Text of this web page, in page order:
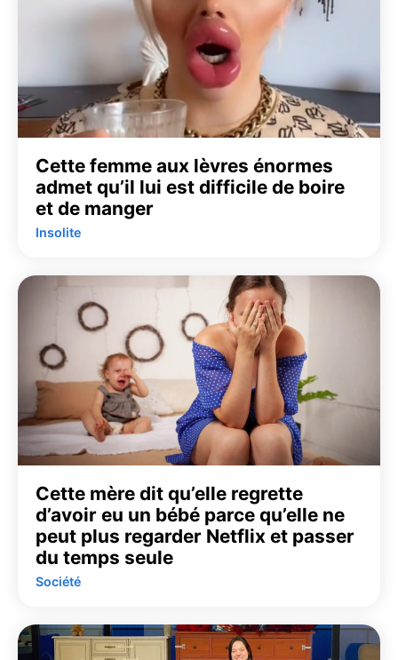
Cette femme aux lèvres énormes
admet qu’il lui est difficile de boire
et de manger
Insolite
Cette mère dit qu’elle regrette
d’avoir eu un bébé parce qu’elle ne
peut plus regarder Netflix et passer
du temps seule
Société